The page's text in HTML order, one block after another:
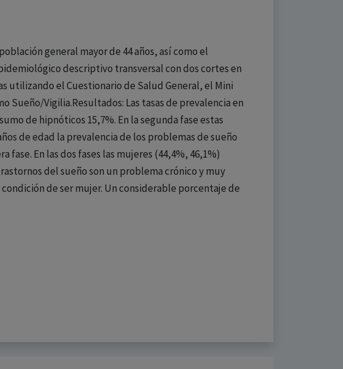
general mayor de 44 años, así como el
descriptivo transversal con dos cortes en
utilizando el Cuestionario de Salud General, el Mini
Sueño/Vigilia.Resultados: Las tasas de prevalencia en
de hipnóticos 15,7%. En la segunda fase estas
de edad la prevalencia de los problemas de sueño
En las dos fases las mujeres (44,4%, 46,1%)
del sueño son un problema crónico y muy
de ser mujer. Un considerable porcentaje de